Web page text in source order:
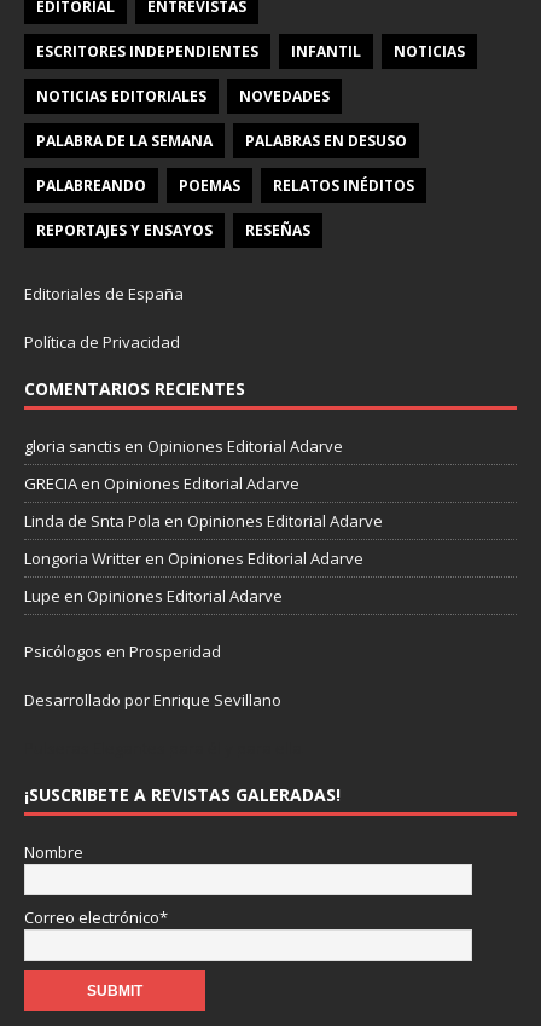
EDITORIAL ENTREVISTAS
ESCRITORES INDEPENDIENTES INFANTIL NOTICIAS
NOTICIAS EDITORIALES NOVEDADES
PALABRA DE LA SEMANA PALABRAS EN DESUSO
PALABREANDO POEMAS RELATOS INÉDITOS
REPORTAJES Y ENSAYOS RESEÑAS
Editoriales de España
Política de Privacidad
COMENTARIOS RECIENTES
gloria sanctis en Opiniones Editorial Adarve
GRECIAen Opiniones Editorial Adarve
Linda de Snta Pola en Opiniones Editorial Adarve
Longoria Writteren Opiniones Editorial Adarve
Lupe en Opiniones Editorial Adarve
Psicólogos en Prosperidad
Desarrollado por Enrique Sevillano
¡SUSCRIBETE A REVISTAS GALERADAS!
Nombre
Correo electrónico*